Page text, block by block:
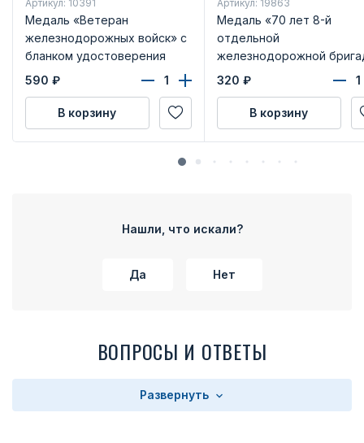
Артикул: 10391
Медаль «Ветеран
железнодорожных войск» с
бланком удостоверения
590 ₽
В корзину
Артикул: 19863
Медаль «70 лет 8-й
отдельной
железнодорожной
с бланком
320 ₽
В корзину
Нашли, что искали?
Да Нет
ВОПРОСЫ И ОТВЕТЫ
Развернуть